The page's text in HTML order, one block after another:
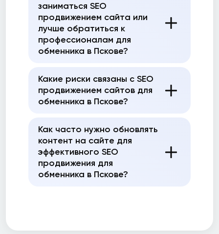
заниматься SEO
продвижением сайта или
лучше обратиться к
профессионалам для
обменника в Пскове?
Какие риски связаны с SEO
продвижением сайтов для
обменника в Пскове?
Как часто нужно обновлять
контент на сайте для
эффективного SEO
продвижения для
обменника в Пскове?